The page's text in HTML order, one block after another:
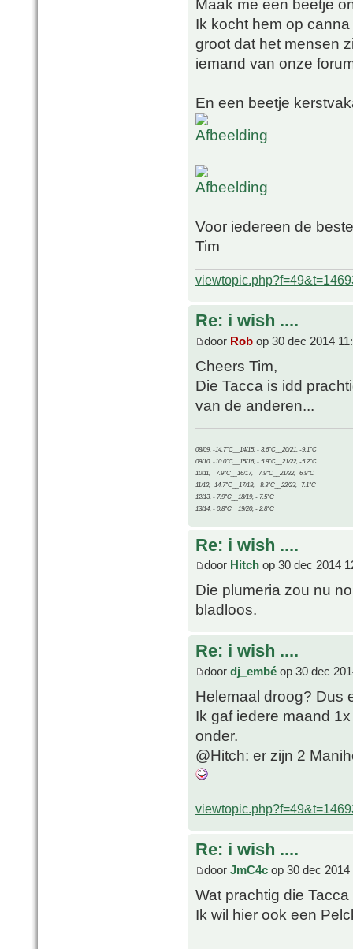
Maak me een beetje
Ik kocht hem op
groot dat het mensen
iemand van onze
En een beetje
Voor iedereen de
Tim
Re: i wish ....
door Rob op 30 dec 2014
Cheers Tim,
Die Tacca is idd
van de anderen...
08/09, -14.7°C__14/15, - 3.6°C__20/21, -9.1°C
09/10, -10.0°C__15/16, - 5.9°C__21/22, -5.2°C
10/11, - 7.9°C__16/17, - 7.9°C__21/22, -6.9°C
11/12, -14.7°C__17/18, - 8.3°C__22/23, -7.1°C
12/13, - 7.9°C__18/19, - 7.5°C
13/14, - 0.8°C__19/20, - 2.8°C
Re: i wish ....
door Hitch op 30 dec 2014
Die plumeria zou nu
bladloos.
Re: i wish ....
door dj_embé op 30 dec
Helemaal droog? Dus
Ik gaf iedere maand
onder.
@Hitch: er zijn 2
Re: i wish ....
door JmC4c op 30 dec 2014
Wat prachtig die Tacca
Ik wil hier ook een